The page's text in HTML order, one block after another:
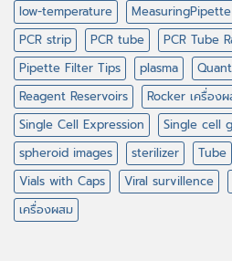
low-temperature
MeasuringPipette
PCR strip
PCR tube PCR Tube
Pipette Filter Tips
plasma
Reagent Reservoirs
Rocker เครื่องผ
Single Cell Expression
Single cell
spheroid images
sterilizer Tube
Vials with Caps
Viral survillence
เครื่องผสม